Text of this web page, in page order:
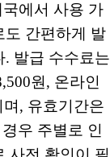
에서 사용 가
도 간편하게 발
. 발급 수수료는
원, 온라인
, 유효기간은
우 주별로 인